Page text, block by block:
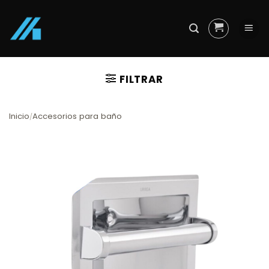
content
FILTRAR
Inicio/Accesorios para baño